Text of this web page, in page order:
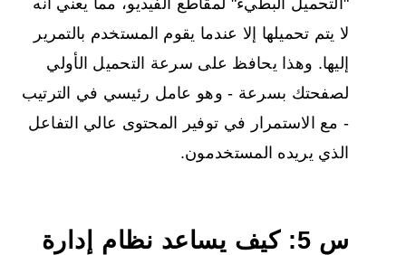
لا يتم تحميلها إلا عندما يقوم المستخدم بالتمرير
إليها. وهذا يحافظ على سرعة التحميل الأولي
لصفحتك بسرعة - وهو عامل رئيسي في الترتيب
- مع الاستمرار في توفير المحتوى عالي التفاعل
الذي يريده المستخدمون.
س 5: كيف يساعد نظام إدارة